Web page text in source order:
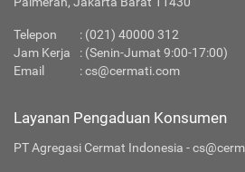
Telepon : (021) 40000 312
Jam Kerja
: (Senin-Jumat 9:00-17:00)
Email
:cs@cermati.com
Layanan Pengaduan Konsumen
PT Agregasi Cermat Indonesia -